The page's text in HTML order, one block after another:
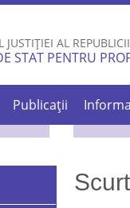
JUSTIȚIEI AL
STAT PENTRU
Publicații